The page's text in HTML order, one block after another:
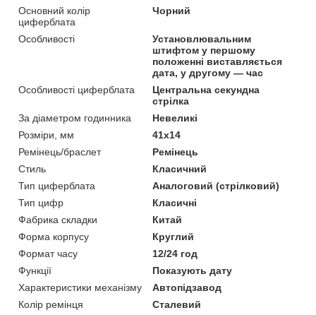
Основний колір
циферблата
Чорний
Особливості
Установлювальним
штифтом у першому
положенні виставляється
дата, у другому — час
Особливості циферблата
Центральна секундна
стрілка
За діаметром годинника
Невеликі
Розміри, мм
41х14
Ремінець/браслет
Ремінець
Стиль
Класичний
Тип циферблата
Аналоговий (стрілковий)
Тип цифр
Класичні
Фабрика складки
Китай
Форма корпусу
Круглий
Формат часу
12/24 год
Функції
Показують дату
Характеристики механізму
Автопідзавод
Колір ремінця
Сталевий